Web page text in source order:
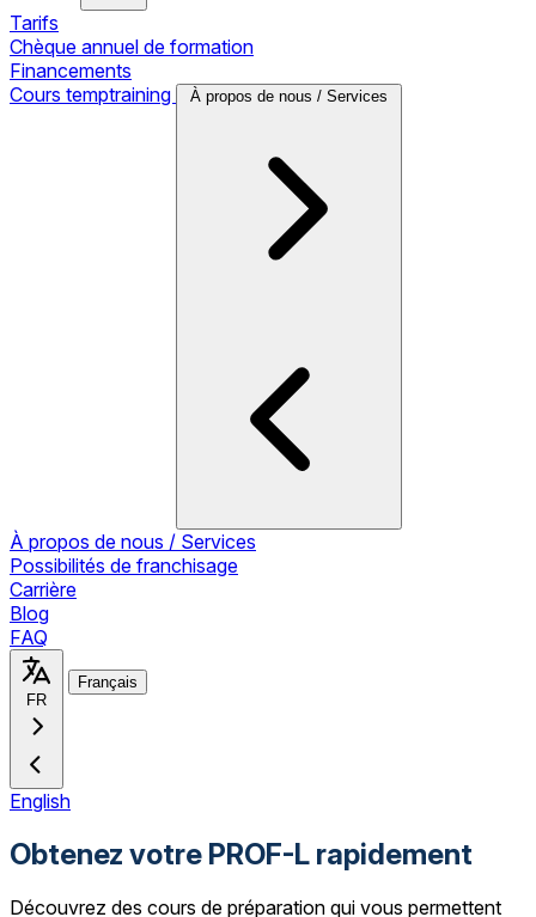
Tarifs
Chèque annuel de formation
Financements
Cours temptraining
À propos de nous / Services
À propos de nous / Services
Possibilités de franchisage
Carrière
Blog
FAQ
FR
Français
English
Obtenez votre PROF-L rapidement
Découvrez des cours de préparation qui vous permettent